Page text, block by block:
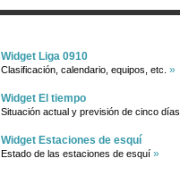
Widget Liga 0910
Clasificación, calendario, equipos, etc. »
Widget El tiempo
Situación actual y previsión de cinco días
Widget Estaciones de esquí
Estado de las estaciones de esquí »